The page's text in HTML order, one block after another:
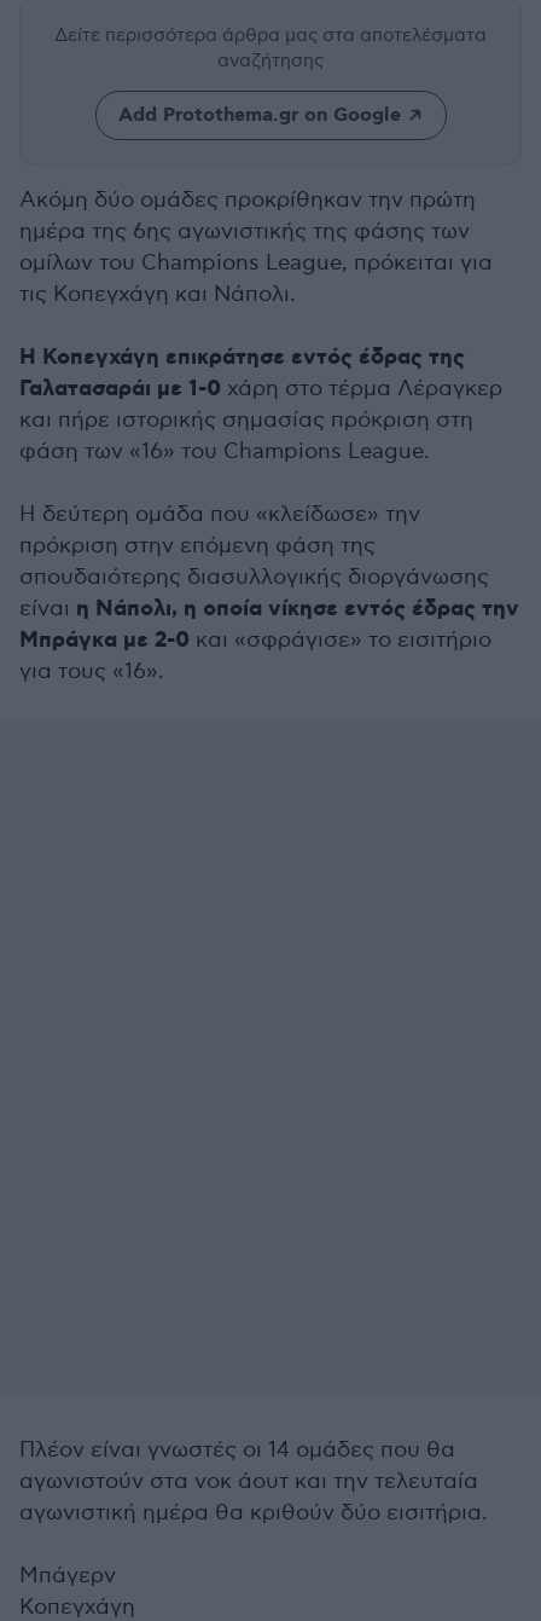
Δείτε περισσότερα άρθρα μας στα αποτελέσματα
αναζήτησης
Add Protothema.gr on Google
Ακόμη δύο ομάδες προκρίθηκαν την πρώτη
ημέρα της 6ης αγωνιστικής της φάσης των
ομίλων του Champions League, πρόκειται για
τις Κοπεγχάγη και Νάπολι.
Η Κοπεγχάγη επικράτησε εντός έδρας της
Γαλατασαράι με 1-0 χάρη στο τέρμα Λέραγκερ
και πήρε ιστορικής σημασίας πρόκριση στη
φάση των «16» του Champions League.
Η δεύτερη ομάδα που «κλείδωσε» την
πρόκριση στην επόμενη φάση της
σπουδαιότερης διασυλλογικής διοργάνωσης
είναι η Νάπολι, η οποία νίκησε εντός έδρας την
Μπράγκα με 2-0 και «σφράγισε» το εισιτήριο
για τους «16».
Πλέον είναι γνωστές οι 14 ομάδες που θα
αγωνιστούν στα νοκ άουτ και την τελευταία
αγωνιστική ημέρα θα κριθούν δύο εισιτήρια.
Μπάγερν
Κοπεγχάγη